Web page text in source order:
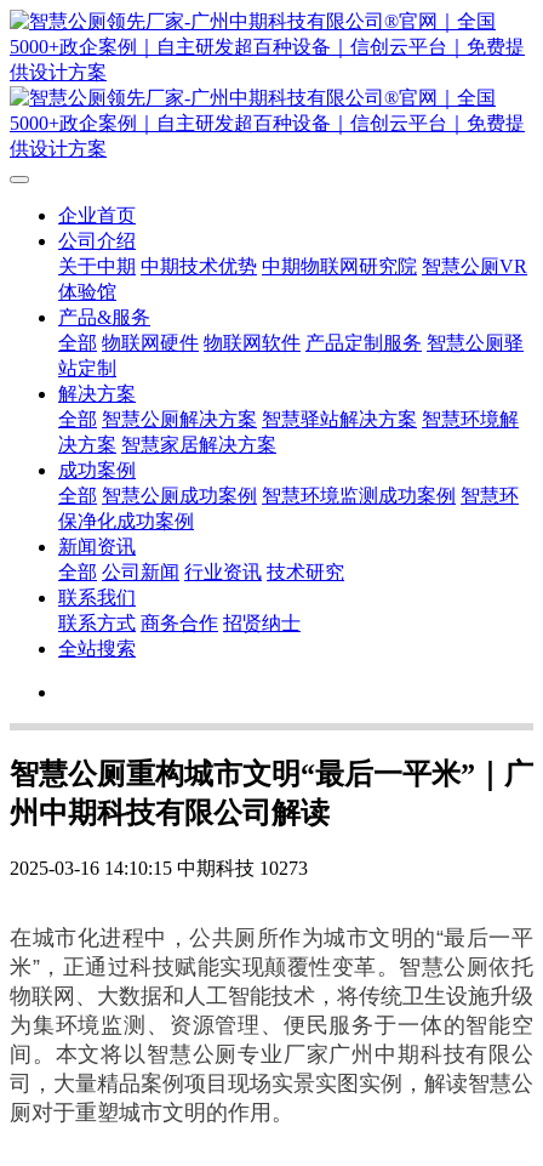
企业首页
公司介绍
关于中期 中期技术优势 中期物联网研究院 智慧公厕VR
体验馆
产品&服务
全部 物联网硬件 物联网软件 产品定制服务 智慧公厕驿
站定制
解决方案
全部 智慧公厕解决方案 智慧驿站解决方案 智慧环境解
决方案 智慧家居解决方案
成功案例
全部 智慧公厕成功案例 智慧环境监测成功案例 智慧环
保净化成功案例
新闻资讯
全部 公司新闻 行业资讯 技术研究
联系我们
联系方式 商务合作 招贤纳士
全站搜索
智慧公厕重构城市文明“最后一平米”｜广
州中期科技有限公司解读
2025-03-16 14:10:15 中期科技 10273
在城市化进程中，公共厕所作为城市文明的“最后一平
米”，正通过科技赋能实现颠覆性变革。智慧公厕依托
物联网、大数据和人工智能技术，将传统卫生设施升级
为集环境监测、资源管理、便民服务于一体的智能空
间。本文将以智慧公厕专业厂家广州中期科技有限公
司，大量精品案例项目现场实景实图实例，解读智慧公
厕对于重塑城市文明的作用。